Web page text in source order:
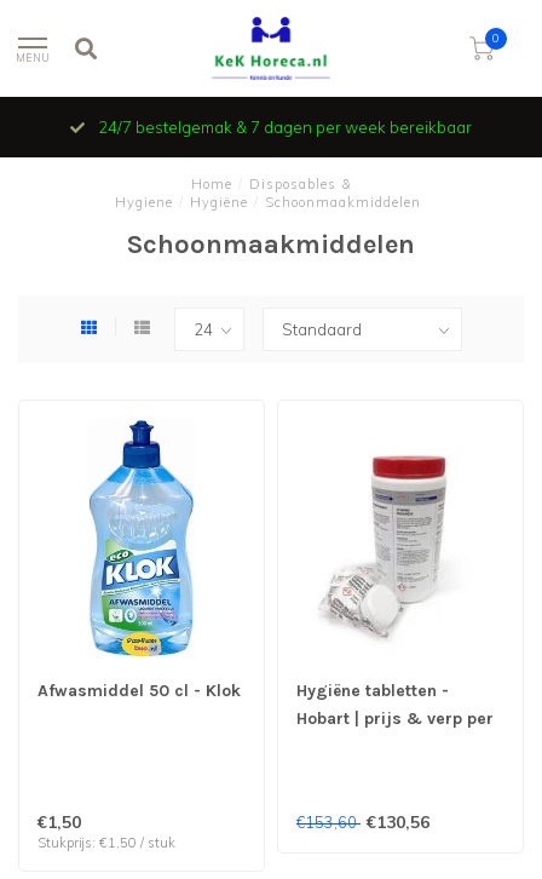
MENU
0
24/7 bestelgemak & 7 dagen per week bereikbaar
Home
Disposables &
Hygiene
Hygiëne Schoonmaakmiddelen
Schoonmaakmiddelen
Afwasmiddel 50 cl - Klok
€1,50
Stukprijs: €1,50 / stuk
Hygiëne tabletten -
Hobart | prijs & verp per
€153,60 €130,56